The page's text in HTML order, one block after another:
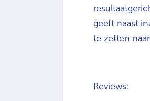
geeft naast
te zetten
Reviews: